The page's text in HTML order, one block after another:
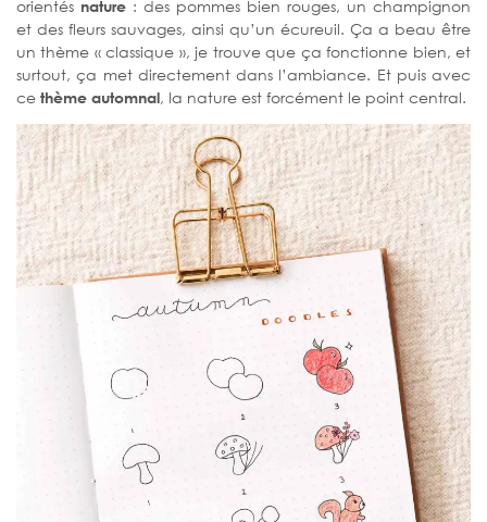
orientés nature : des pommes bien rouges, un champignon
et des fleurs sauvages, ainsi qu’un écureuil. Ça a beau être
un thème « classique », je trouve que ça fonctionne bien, et
surtout, ça met directement dans l’ambiance. Et puis avec
ce thème automnal, la nature est forcément le point central.